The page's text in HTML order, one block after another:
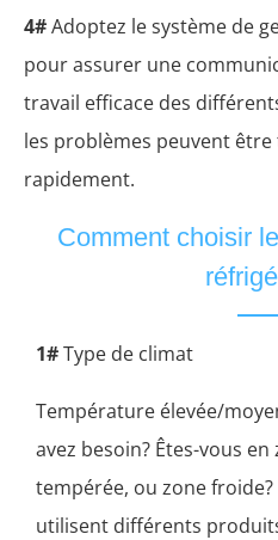
4#Adoptez le système de
pour assurer une
travail efficace des
les problèmes peuvent
rapidement.
Comment choisir
1#Type de climat
Température élevée/
avez besoin? Êtes-vous
tempérée, ou zone
utilisent différents